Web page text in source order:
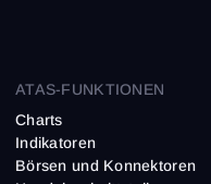
ATAS-FUNKTIONEN
Charts
Indikatoren
Börsen und Konnektoren